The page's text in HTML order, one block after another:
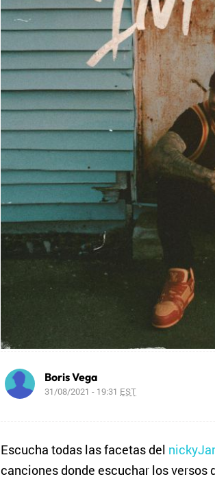
Boris Vega
31/08/2021 - 19:31 EST
Escucha todas las facetas del
canciones donde escuchar los versos